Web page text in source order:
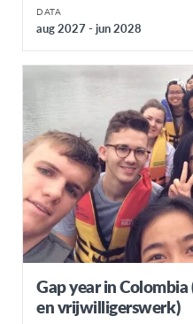
Bolivia
Costa Rica
Dominicaanse Republiek
Ecuador
Guatemala
Mexico
Panama
Paraguay
DATA
aug 2027 - jun 2028
Gap year in
en vrijwilligerswerk)